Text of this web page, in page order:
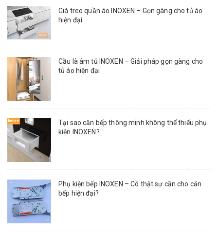
Giá treo quần áo INOXEN – Gọn gàng cho tủ áo
hiện đại
Cầu là âm tủ INOXEN – Giải pháp gọn gàng cho
tủ áo hiện đại
Tại sao căn bếp thông minh không thể thiếu phụ
kiện INOXEN?
Phụ kiện bếp INOXEN – Có thật sự cần cho căn
bếp hiện đại?